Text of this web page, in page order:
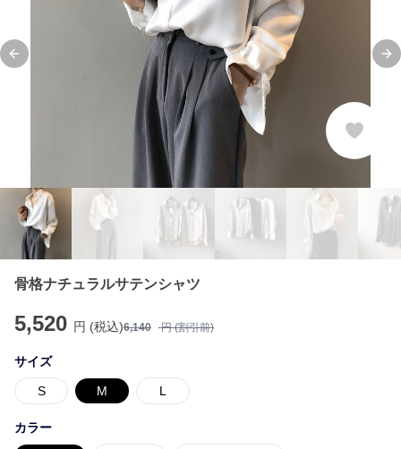
Previous slide
骨格ナチュラルサテンシャツ
5,520 円 (税込)6,140 円 (割引前)
サイズ
S M L
カラー